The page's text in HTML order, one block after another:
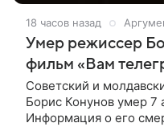
18 часов назад
Умер режиссер
фильм «Вам
Советский и
Борис Конунов умер 7
Информация о его